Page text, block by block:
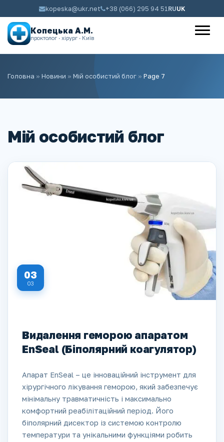
kopeska@ukr.net +38 (066) 295 94 51RUUK
Копецька А.М.
проктолог · хірург · Київ
Головна » Новини » Мій особистий блог » Page 7
Мій особистий блог
03
03
Видалення геморою апаратом
EnSeal (Біполярний коагулятор)
Апарат EnSeal – це інноваційний інструмент для
хірургічного лікування геморою, який забезпечує
мінімальну травматичність і максимально
комфортний реабілітаційний період. Його
біполярний дисектор із системою контролю
температури та унікальними функціями робить